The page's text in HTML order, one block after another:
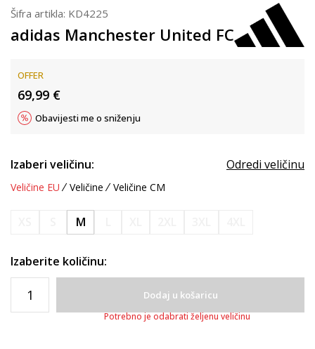
Šifra artikla: KD4225
adidas Manchester United FC
OFFER
69,99 €
Obavijesti me o sniženju
Izaberi veličinu: Odredi veličinu
Veličine EU Veličine Veličine CM
M
Izaberite količinu:
Dodaj u košaricu
Potrebno je odabrati željenu veličinu